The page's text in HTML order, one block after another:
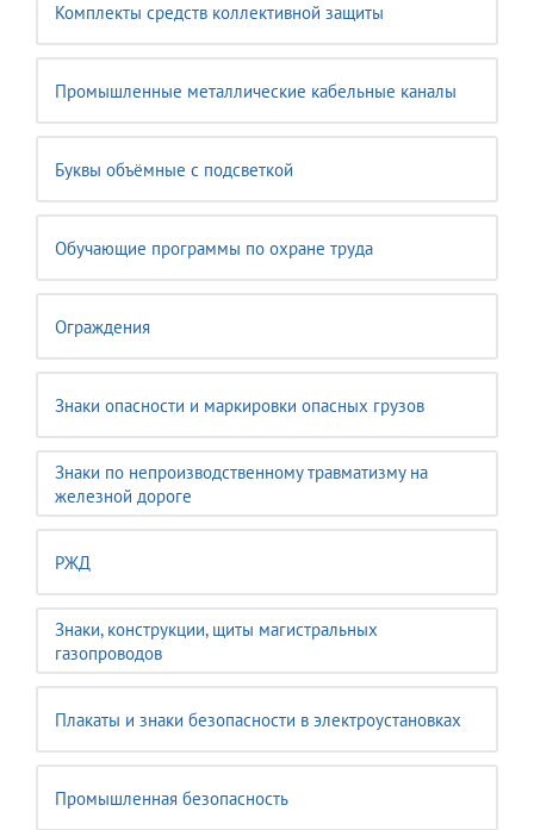
Комплекты средств коллективной защиты
Промышленные металлические кабельные каналы
Буквы объёмные с подсветкой
Обучающие программы по охране труда
Ограждения
Знаки опасности и маркировки опасных грузов
Знаки по непроизводственному травматизму на
железной дороге
РЖД
Знаки, конструкции, щиты магистральных
газопроводов
Плакаты и знаки безопасности в электроустановках
Промышленная безопасность